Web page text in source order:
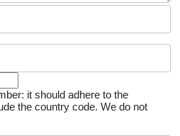
it should adhere to the
the country code. We do not